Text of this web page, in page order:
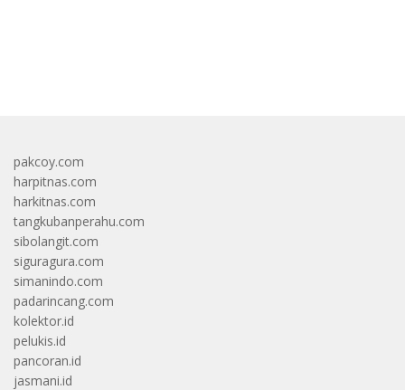
pakcoy.com
harpitnas.com
harkitnas.com
tangkubanperahu.com
sibolangit.com
siguragura.com
simanindo.com
padarincang.com
kolektor.id
pelukis.id
pancoran.id
jasmani.id